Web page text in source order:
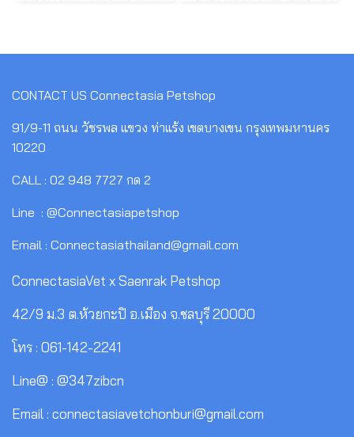
CONTACT US Connectasia Petshop
91/9-11 ถนน วัชรพล แขวง ท่าแร้ง เขตบางเขน กรุงเทพมหานคร
10220
CALL : 02 948 7727 กด 2
Line : @Connectasiapetshop
Email : Connectasiathailand@gmail.com
ConnectasiaVet x Saenrak Petshop
42/9 ม.3 ต.ห้วยกะปิ อ.เมือง จ.ชลบุรี 20000
โทร : 061-142-2241
Line@ : @347zibcn
Email : connectasiavetchonburi@gmail.com